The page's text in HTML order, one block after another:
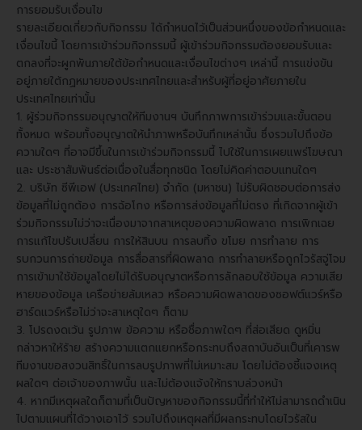
การยอมรับเงื่อนไข
รายละเอียดเกี่ยวกับกิจกรรม ได้กำหนดไว้เป็นส่วนหนึ่งของข้อกำหนดและ
เงื่อนไขนี้ โดยการเข้าร่วมกิจกรรมนี้ ผู้เข้าร่วมกิจกรรมต้องยอมรับและ
ตกลงที่จะผูกพันภายใต้ข้อกำหนดและเงื่อนไขต่างๆ เหล่านี้ การแข่งขัน
อยู่ภายใต้กฏหมายของประเทศไทยและสำหรับผู้ที่อยู่อาศัยภายใน
ประเทศไทยเท่านั้น
1. ผู้ร่วมกิจกรรมอนุญาตให้ทีมงานฯ บันทึกภาพการเข้าร่วมและขั้นตอน
ทั้งหมด พร้อมทั้งอนุญาตให้นำภาพหรือบันทึกเหล่านั้น ซึ่งรวมไปถึงข้อ
ความใดๆ ที่อาจมีขึ้นในการเข้าร่วมกิจกรรมนี้ ไปใช้ในการเผยแพร่โฆษณา
และ ประชาสัมพันธ์ต่อเนื่องในสื่อทุกชนิด โดยไม่คิดค่าตอบแทนใดๆ
2. บริษัท ซีพีเอฟ (ประเทศไทย) จำกัด (มหาชน) ไม่รับผิดชอบต่อการส่ง
ข้อมูลที่ไม่ถูกต้อง การฉ้อโกง หรือการส่งข้อมูลที่ไม่ตรง ที่เกิดจากผู้เข้า
ร่วมกิจกรรมไม่ว่าจะเนื่องมาจากสาเหตุของความผิดพลาด การเพิกเฉย
การแก้ไขปรับเปลี่ยน การให้สินบน การลบทิ้ง ขโมย การทำลาย การ
รบกวนการถ่ายข้อมูล การสื่อสารที่ผิดพลาด การทำลายหรือถูกไวรัสจู่โจม
การเข้ามาใช้ข้อมูลโดยไม่ได้รับอนุญาตหรือการลักลอบใช้ข้อมูล ความเสีย
หายของข้อมูล เครือข่ายล้มเหลว หรือความผิดพลาดของซอฟต์แวร์หรือ
ฮาร์ดแวร์หรือไม่ว่าจะสาเหตุใดๆ ก็ตาม
3. โปรดงดเว้น รูปภาพ ข้อความ หรือชื่อภาพใดๆ ที่ส่อเสียด ดูหมิ่น
กล่าวหาให้ร้าย สร้างความแตกแยกหรือกระทบถึงสถาบันอันเป็นที่เคารพ
ทีมงานขอสงวนสิทธิ์ในการลบรูปภาพที่ไม่เหมาะสม โดยไม่ต้องชี้แจงเหตุ
ผลใดๆ ต่อเจ้าของภาพนั้น และไม่ต้องแจ้งให้ทราบล่วงหน้า
4. หากมีเหตุผลใดก็ตามที่เป็นปัญหาของกิจกรรมนี้ที่ทำให้ไม่สามารถดำเนิน
ไปตามแผนที่ได้วางเอาไว้ รวมไปถึงเหตุผลที่มีผลกระทบโดยไวรัสใน